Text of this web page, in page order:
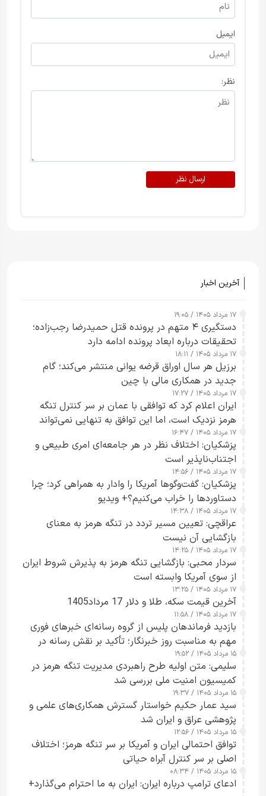
ایمیل
نظر:
ارسال نظر
آخرین اخبار
۱۷ مرداد ۱۴۰۵ / ۱۹:۰۵
دستگیری ۴ متهم در پرونده قتل حمیدرضا رجب‌زاده؛
تحقیقات درباره ابعاد پرونده ادامه دارد
۱۷ مرداد ۱۴۰۵ / ۱۸:۱۱
برزیل هر سال اوراق قرضه یوانی منتشر می‌کند؛ گام
جدید در همکاری مالی با چین
۱۷ مرداد ۱۴۰۵ / ۱۷:۲۷
ایران اعلام کرد که توافقی با عمان بر سر کنترل تنگه
هرمز نزدیک است، اما این توافق به تنهایی نمی‌تواند
آبراه را آزاد کند
۱۷ مرداد ۱۴۰۵ / ۱۶:۴۷
پزشکیان: اختلاف نظر در هر جامعه‌ای امری طبیعی و
اجتناب‌ناپذیر است
۱۷ مرداد ۱۴۰۵ / ۱۴:۵۶
پزشکیان: گفت‌وگوها آمریکا را وادار به همراهی کرد؛ چرا
دستاوردها را خراب می‌کنیم؟+ ویدیو
۱۷ مرداد ۱۴۰۵ / ۱۴:۳۸
عراقچی: تعیین مسیر تردد در تنگه هرمز به معنای
بازگشایی آن نیست
۱۷ مرداد ۱۴۰۵ / ۱۴:۲۵
سردار محبی: بازگشایی تنگه هرمز به پذیرش شروط ایران
از سوی آمریکا وابسته است
۱۷ مرداد ۱۴۰۵ / ۱۳:۲۵
آخرین قیمت سکه، طلا و دلار 17 مرداد1405
۱۷ مرداد ۱۴۰۵ / ۱۱:۵۸
بازدید فرماندهان پلیس از گروه رسانه‌ای خبرهای فوری
مهم به مناسبت روز خبرنگار؛ تأکید بر نقش رسانه در
تقویت امنیت و اعتماد عمومی
۱۵ مرداد ۱۴۰۵ / ۱۹:۵۲
سلیمی: متن اولیه طرح راهبردی مدیریت تنگه هرمز در
کمیسیون امنیت ملی بررسی شد
۱۵ مرداد ۱۴۰۵ / ۱۹:۳۷
سید عمار حکیم خواستار گسترش همکاری‌های علمی و
پژوهشی عراق و ایران شد
۱۵ مرداد ۱۴۰۵ / ۱۲:۵۶
توافق احتمالی ایران و آمریکا بر سر تنگه هرمز؛ اختلاف
اصلی بر سر کنترل آبراه حیاتی
۱۵ مرداد ۱۴۰۵ / ۰۸:۳۴
ادعای ترامپ درباره ایران: ایران به ما احترام می‌گذارد+